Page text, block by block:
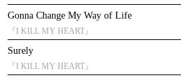
Gonna Change My Way of Life
『I KILL MY HEART』
Surely
『I KILL MY HEART』